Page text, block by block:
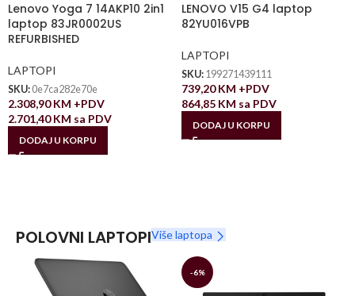
Lenovo Yoga 7 14AKP10 2in1
laptop 83JR0002US
REFURBISHED
LAPTOPI
SKU: 0e7ca282e70e
2.308,90KM +PDV
2.701,40KM sa PDV
DODAJ U KORPU
LENOVO V15 G4 laptop
82YU016VPB
LAPTOPI
SKU: 199271439111
739,20KM +PDV
864,85 KM sa PDV
DODAJ U KORPU
POLOVNI LAPTOPIViše laptopa
-6%